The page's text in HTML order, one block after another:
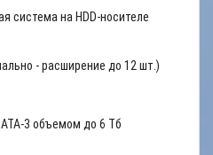
система на HDD-носителе
- расширение до 12 шт.)
3 объемом до 6 Тб